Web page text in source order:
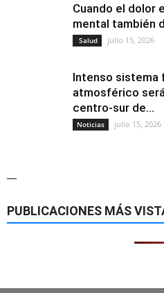
Cuando el dolor
mental también
Salud julio 15, 2026
Intenso sistema
atmosférico
centro-sur de...
Noticias julio 15, 2026
—
PUBLICACIONES MÁS